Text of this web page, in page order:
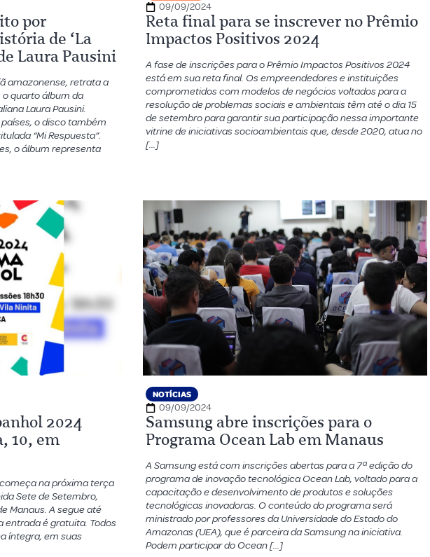
por
de ‘La
Laura Pausini
amazonense, retrata a
o quarto álbum da
Laura Pausini.
o disco também
“Mi Respuesta”.
o álbum representa
09/09/2024
Reta final para se inscrever no Prêmio
Impactos Positivos 2024
A fase de inscrições para o Prêmio Impactos Positivos 2024
está em sua reta final. Os empreendedores e instituições
comprometidos com modelos de negócios voltados para a
resolução de problemas sociais e ambientais têm até o dia 15
de setembro para garantir sua participação nessa importante
vitrine de iniciativas socioambientais que, desde 2020, atua no
[…]
2024
10, em
na próxima terça
Sete de Setembro,
Manaus. A segue até
entrada é gratuita. Todos
íntegra, em suas
NOTÍCIAS
09/09/2024
Samsung abre inscrições para o
Programa Ocean Lab em Manaus
A Samsung está com inscrições abertas para a 7ª edição do
programa de inovação tecnológica Ocean Lab, voltado para a
capacitação e desenvolvimento de produtos e soluções
tecnológicas inovadoras. O conteúdo do programa será
ministrado por professores da Universidade do Estado do
Amazonas (UEA), que é parceira da Samsung na iniciativa.
Podem participar do Ocean […]